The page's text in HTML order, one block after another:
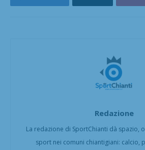
Redazione
La redazione di SportChianti dà spazio,
sport nei comuni chiantigiani: calcio,